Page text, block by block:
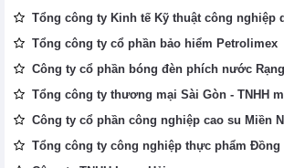
Tổng công ty Kinh tế Kỹ thuật công nghiệp
Tổng công ty cổ phần bảo hiểm Petrolimex
Công ty cổ phần bóng đèn phích nước
Tổng công ty thương mại Sài Gòn - TNHH
Công ty cổ phần công nghiệp cao su Miền
Tổng công ty công nghiệp thực phẩm Đồng